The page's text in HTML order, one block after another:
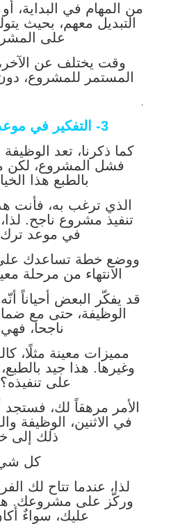
من المهام في
التبديل معهم، بحيث
على
وقت يختلف عن
المستمر للمشروع،
.
3- التفكير في موعد ترك الوظيفة
كما ذكرنا، تعد
فشل المشروع، لكن
بالطبع هذا
الذي ترغب به، فأنت
تنفيذ مشروع ناجح.
في موعد ترك
ووضع خطة تساعدك على
الانتهاء من مرحلة
قد يفكّر البعض أحياناً
الوظيفة، حتى مع
ناجحا،
مميزات معينة مثلًا،
وغيرها. هذا جيد
على
الأمر مرهقاً لك،
في الاثنين، الوظيفة
ذلك إلى
كل
لذا، عندما تتاح لك
وركّز على مشروعك.
عليك، سواءٌ